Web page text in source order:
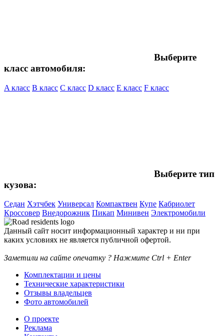
Выберите
класс автомобиля:
A класс B класс C класс D класс E класс F класс
Выберите тип
кузова:
Седан Хэтчбек Универсал Компактвен Купе Кабриолет
Кроссовер Внедорожник Пикап Минивен Электромобили
Данный сайт носит информационный характер и ни при
каких условиях не является публичной офертой.
Заметили на сайте опечатку ? Нажмите Ctrl + Enter
Комплектации и цены
Технические характеристики
Отзывы владельцев
Фото автомобилей
О проекте
Реклама